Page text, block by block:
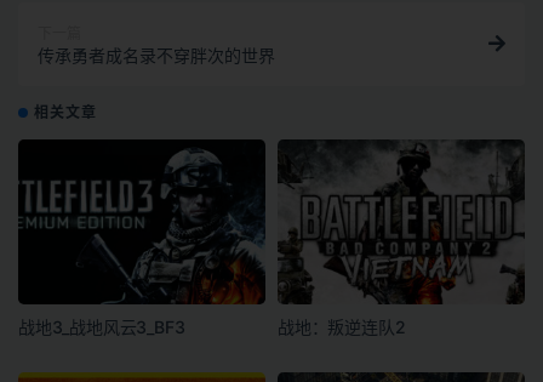
传承勇者成名录不穿胖次的世界
相关文章
战地3_战地风云3_BF3 战地：叛逆连队2